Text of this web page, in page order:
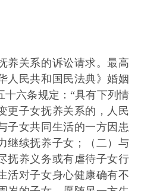
养关系的诉讼请求。最高
人民共和国民法典》婚姻
十六条规定：“具有下列情
更子女抚养关系的，人民
子女共同生活的一方因患
继续抚养子女；（二）与
抚养义务或有虐待子女行
活对子女身心健康确有不